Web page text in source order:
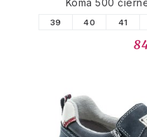
Koma 500
39 40 41